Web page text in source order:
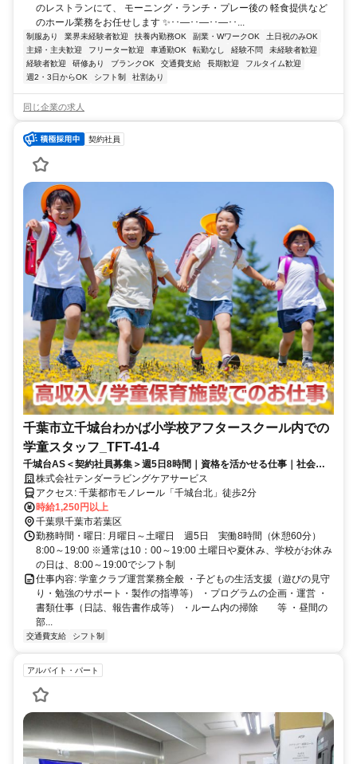
のレストランにて、 モーニング・ランチ・プレー後の 軽食提供など
のホール業務をお任せします ✨･･―･･―･･―･･...
制服あり 業界未経験者歓迎 扶養内勤務OK 副業・WワークOK
土日祝のみOK
主婦・主夫歓迎
フリーター歓迎 車通勤OK 転勤なし 経験不問
未経験者歓迎
経験者歓迎
研修あり ブランクOK 交通費支給 長期歓迎
フルタイム歓迎
週2・3日からOK
シフト制 社割あり
同じ企業の求人
契約社員
千葉市立千城台わかば小学校アフタースクール内での
学童スタッフ_TFT-41-4
千城台AS＜契約社員募集＞週5日8時間｜資格を活かせる仕事｜社会保
険完備｜車通勤相談可
株式会社テンダーラビングケアサービス
アクセス: 千葉都市モノレール「千城台北」徒歩2分
時給1,250円以上
千葉県千葉市若葉区
勤務時間・曜日: 月曜日～土曜日 週5日 実働8時間（休憩60分）
8:00～19:00 ※通常は10：00～19:00 土曜日や夏休み、学校がお休み
の日は、8:00～19:00でシフト制
仕事内容: 学童クラブ運営業務全般 ・子どもの生活支援（遊びの見守
り・勉強のサポート・製作の指導等） ・プログラムの企画・運営 ・
書類仕事（日誌、報告書作成等） ・ルーム内の掃除 等 ・昼間の
部...
交通費支給 シフト制
アルバイト・パート